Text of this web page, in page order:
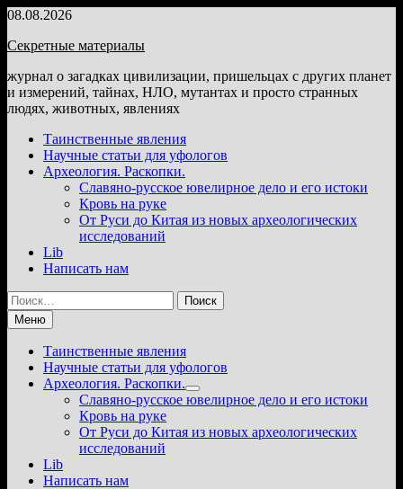
Перейти
содержимому
08.08.2026
Секретные материалы
журнал о загадках цивилизации, пришельцах с других планет
и измерений, тайнах, НЛО, мутантах и просто странных
людях, животных, явлениях
Таинственные явления
Научные статьи для уфологов
Археология. Раскопки.
Славяно-русское ювелирное дело и его истоки
Кровь на руке
От Руси до Китая из новых археологических
исследований
Lib
Написать нам
Найти:
Меню
Таинственные явления
Научные статьи для уфологов
Археология. Раскопки.
Показать
подменю
Славяно-русское ювелирное дело и его истоки
Кровь на руке
От Руси до Китая из новых археологических
исследований
Lib
Написать нам